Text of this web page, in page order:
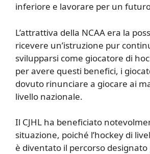
inferiore e lavorare per un
L’attrattiva della NCAA era la
ricevere un’istruzione pur
svilupparsi come giocatore di
per avere questi benefici, i
dovuto rinunciare a giocare ai
livello nazionale.
Il CJHL ha beneficiato
situazione, poiché l’hockey di
è diventato il percorso